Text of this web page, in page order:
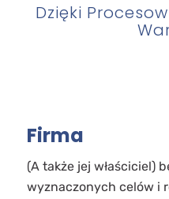
Dzięki
Firma
(A także jej właściciel)
wyznaczonych celów i